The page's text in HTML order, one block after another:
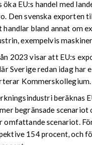
EU:s handel med
Den svenska exporten
bland annat om
exempelvis
2023 visar att EU:s
Sverige redan idag har
Kommerskollegium.
beräknas
begränsade scenariot
omfattande scenariot.
154 procent, och